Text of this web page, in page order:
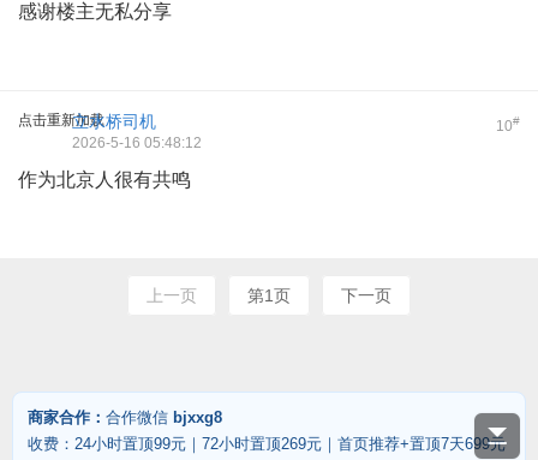
感谢楼主无私分享
点击重新加载 10#
立水桥司机
2026-5-16 05:48:12
作为北京人很有共鸣
上一页 第1页 下一页
商家合作： 合作微信 bjxxg8
收费：24小时置顶99元｜72小时置顶269元｜首页推荐+置顶7天699元